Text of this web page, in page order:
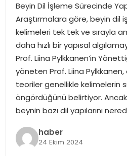
SPOR
OTOMOBIL
TEKNOLOJI
Beyin Dil İşleme Sürecinde
Araştırmalara göre, beyin dil
kelimeleri tek tek ve sırayla
daha hızlı bir yapısal
Prof. Liina Pylkkanen’in
yöneten Prof. Liina
teoriler genellikle kelimelerin
öngördüğünü belirtiyor.
beynin bazı dil yapılarını
haber
24 Ekim 2024